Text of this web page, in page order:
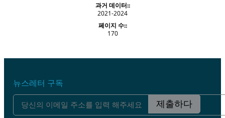
과거 데이터::
2021-2024
페이지 수::
170
뉴스레터 구독
제출하다